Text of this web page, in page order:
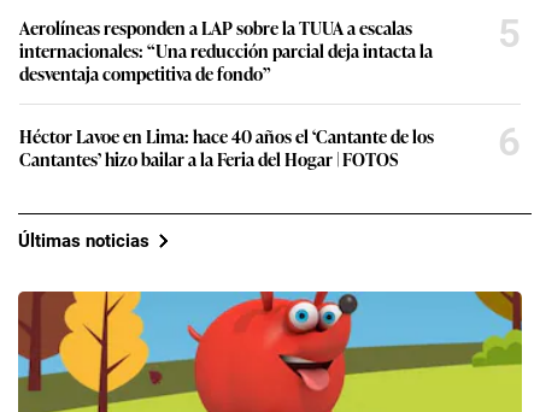
Aerolíneas responden a LAP sobre la TUUA a escalas
internacionales: “Una reducción parcial deja intacta la
desventaja competitiva de fondo”
5
Héctor Lavoe en Lima: hace 40 años el ‘Cantante de los
Cantantes’ hizo bailar a la Feria del Hogar | FOTOS
6
Últimas noticias